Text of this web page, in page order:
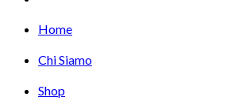
Home
Chi Siamo
Shop